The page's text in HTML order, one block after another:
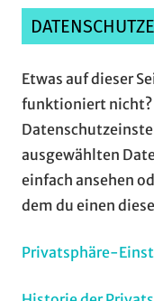
Etwas auf dieser
funktioniert nicht?
ausgewählten
einfach ansehen
dem du einen
Privatsphäre-